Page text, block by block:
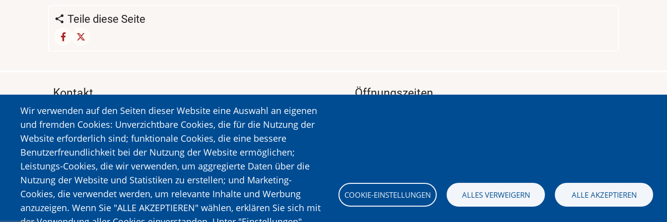
Teile diese Seite
Wir verwenden auf den Seiten dieser Website eine Auswahl an eigenen
und fremden Cookies: Unverzichtbare Cookies, die für die Nutzung der
Website erforderlich sind; funktionale Cookies, die eine bessere
Benutzerfreundlichkeit bei der Nutzung der Website ermöglichen;
Leistungs-Cookies, die wir verwenden, um aggregierte Daten über die
Nutzung der Website und Statistiken zu erstellen; und Marketing-
Cookies, die verwendet werden, um relevante Inhalte und Werbung
anzuzeigen. Wenn Sie "ALLE AKZEPTIEREN" wählen, erklären Sie sich mit
COOKIE-EINSTELLUNGEN ALLES VERWEIGERN ALLE AKZEPTIEREN
Kontakt
MUSEUM DES HOLOCAUSTS DER STADT KALAVRYTA
A. Sigros 1-5, Kalavrita, PLZ 25001
Tel:+302692023646,+302692360220
https://www.dmko.gr || info@dmko.gr
Öffnungszeiten
Bild Bild Bild Bild